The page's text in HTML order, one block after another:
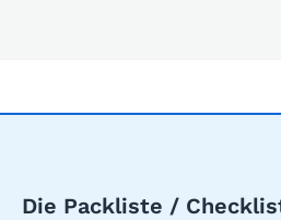
Die Packliste /